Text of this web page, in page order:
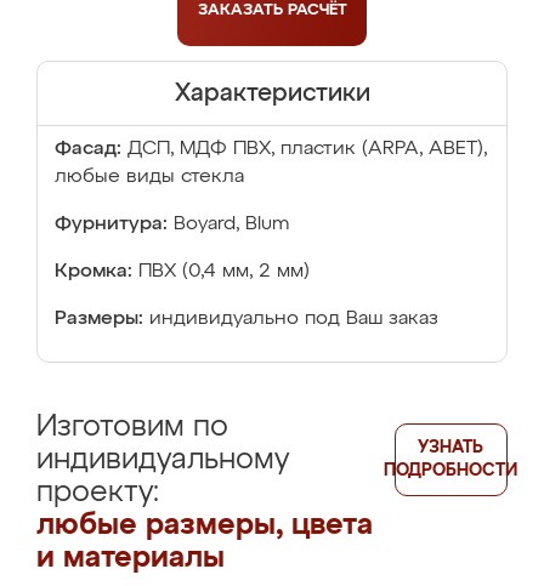
ЗАКАЗАТЬ РАСЧЁТ
Характеристики
Фасад: ДСП, МДФ ПВХ, пластик (ARPA, ABET),
любые виды стекла
Фурнитура: Boyard, Blum
Кромка: ПВХ (0,4 мм, 2 мм)
Размеры: индивидуально под Ваш заказ
Изготовим по
индивидуальному
проекту:
любые размеры, цвета
и материалы
УЗНАТЬ
ПОДРОБНОСТИ